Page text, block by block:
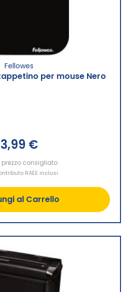
Fellowes
per mouse Nero
3,99 €
prezzo consigliato
RAEE inclusi
al Carrello